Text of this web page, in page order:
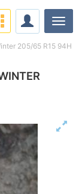
205/65 R15 94H